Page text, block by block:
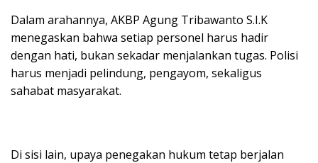
Dalam arahannya, AKBP Agung Tribawanto S.I.K
menegaskan bahwa setiap personel harus hadir
dengan hati, bukan sekadar menjalankan tugas. Polisi
harus menjadi pelindung, pengayom, sekaligus
sahabat masyarakat.
Di sisi lain, upaya penegakan hukum tetap berjalan